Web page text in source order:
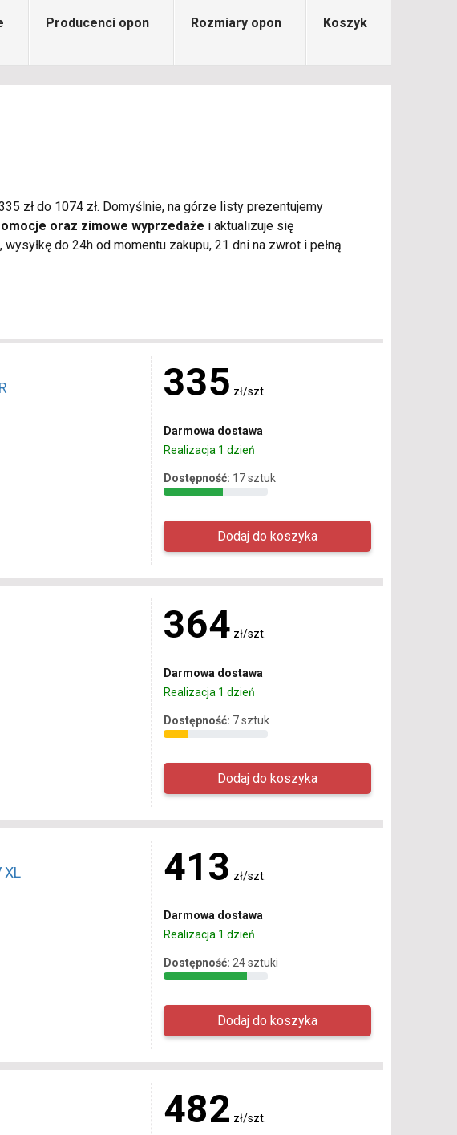
Producenci opon Rozmiary opon Koszyk
zł do 1074 zł. Domyślnie, na górze listy prezentujemy
oraz zimowe wyprzedaże i aktualizuje się
do 24h od momentu zakupu, 21 dni na zwrot i pełną
335 zł/szt.
Darmowa dostawa
Realizacja 1 dzień
Dostępność: 17 sztuk
364 zł/szt.
Darmowa dostawa
Realizacja 1 dzień
Dostępność: 7 sztuk
XL 413 zł/szt.
Darmowa dostawa
Realizacja 1 dzień
Dostępność: 24 sztuki
482 zł/szt.